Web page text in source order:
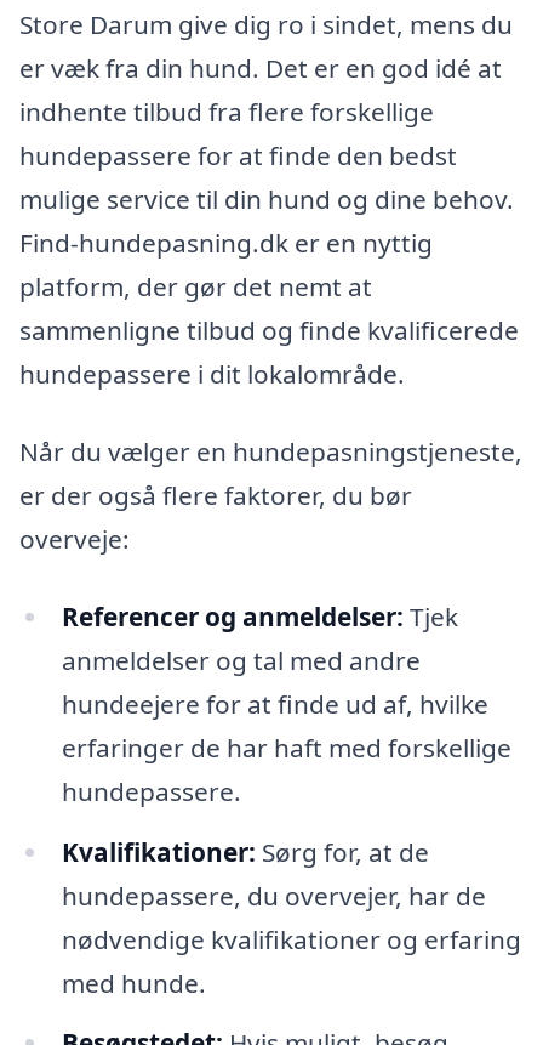
Store Darum give dig ro i sindet, mens du
er væk fra din hund. Det er en god idé at
indhente tilbud fra flere forskellige
hundepassere for at finde den bedst
mulige service til din hund og dine behov.
Find-hundepasning.dk er en nyttig
platform, der gør det nemt at
sammenligne tilbud og finde kvalificerede
hundepassere i dit lokalområde.
Når du vælger en hundepasningstjeneste,
er der også flere faktorer, du bør
overveje:
Referencer og anmeldelser: Tjek
anmeldelser og tal med andre
hundeejere for at finde ud af, hvilke
erfaringer de har haft med forskellige
hundepassere.
Kvalifikationer: Sørg for, at de
hundepassere, du overvejer, har de
nødvendige kvalifikationer og erfaring
med hunde.